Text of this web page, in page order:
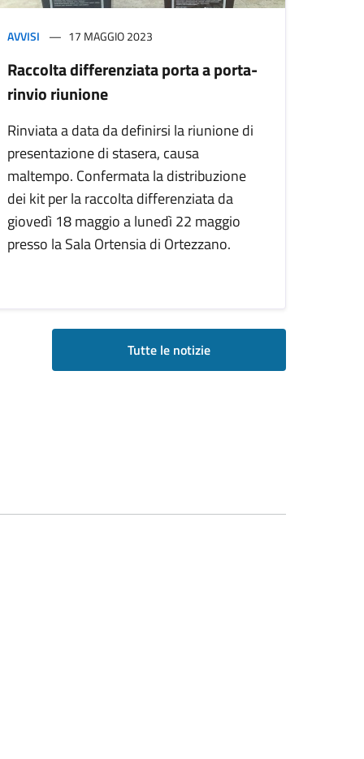
AVVISI 17 MAGGIO 2023
Raccolta differenziata porta a porta-
rinvio riunione
Rinviata a data da definirsi la riunione di
presentazione di stasera, causa
maltempo. Confermata la distribuzione
dei kit per la raccolta differenziata da
giovedì 18 maggio a lunedì 22 maggio
presso la Sala Ortensia di Ortezzano.
Tutte le notizie